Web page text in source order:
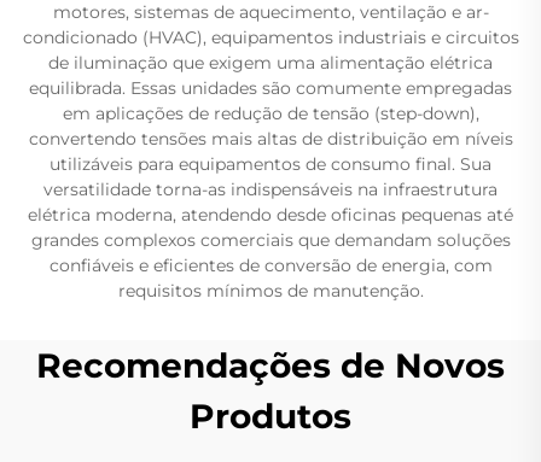
motores, sistemas de aquecimento, ventilação e ar-
condicionado (HVAC), equipamentos industriais e circuitos
de iluminação que exigem uma alimentação elétrica
equilibrada. Essas unidades são comumente empregadas
em aplicações de redução de tensão (step-down),
convertendo tensões mais altas de distribuição em níveis
utilizáveis para equipamentos de consumo final. Sua
versatilidade torna-as indispensáveis na infraestrutura
elétrica moderna, atendendo desde oficinas pequenas até
grandes complexos comerciais que demandam soluções
confiáveis e eficientes de conversão de energia, com
requisitos mínimos de manutenção.
Recomendações de Novos
Produtos